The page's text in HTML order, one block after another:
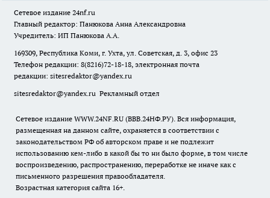
Сетевое издание 24nf.ru
Главный редактор: Панюкова Анна Александровна
Учредитель: ИП Панюкова А.А.
169309, Республика Коми, г. Ухта, ул. Советская, д. 3, офис 23
Телефон редакции: 8(8216)72-18-18, электронная почта
редакции: sitesredaktor@yandex.ru
sitesredaktor@yandex.ru Рекламный отдел
Сетевое издание WWW.24NF.RU (ВВВ.24НФ.РУ). Вся информация,
размещенная на данном сайте, охраняется в соответствии с
законодательством РФ об авторском праве и не подлежит
использованию кем-либо в какой бы то ни было форме, в том числе
воспроизведению, распространению, переработке не иначе как с
письменного разрешения правообладателя.
Возрастная категория сайта 16+.